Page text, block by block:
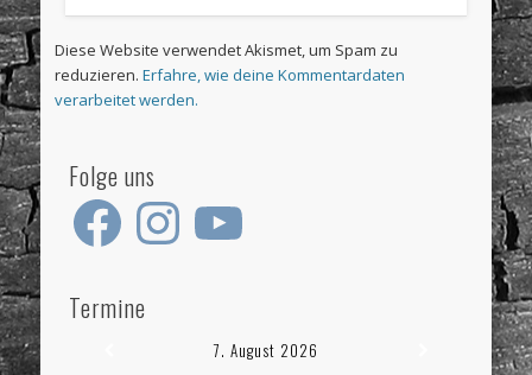
Diese Website verwendet Akismet, um Spam zu
reduzieren.Erfahre, wie deine Kommentardaten
verarbeitet werden.
Folge uns
Facebook Instagram
Termine
7. August 2026